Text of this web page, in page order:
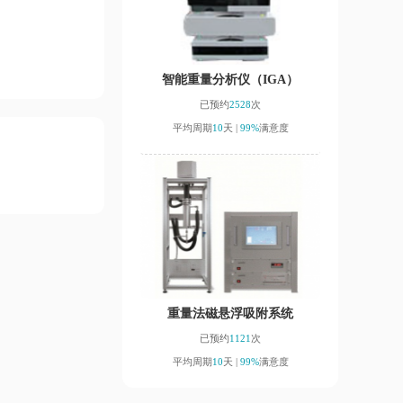
智能重量分析仪（IGA）
已预约2528次
平均周期10天 | 99%满意度
重量法磁悬浮吸附系统
已预约1121次
平均周期10天 | 99%满意度